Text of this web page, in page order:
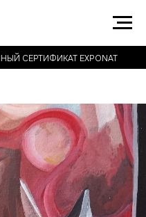
СЕРТИФИКАТ EXPONAT